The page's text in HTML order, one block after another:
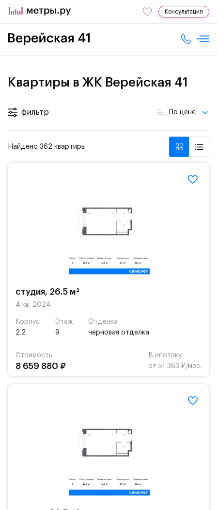
Консультация
Квартиры в ЖК Верейская 41
фильтр По цене
Найдено 362 квартиры
студия, 26.5 м²
4 кв. 2024
Корпус
2.2
Этаж
9
Отделка
черновая отделка
Стоимость
8 659 880 ₽
В ипотеку
от 51 363 ₽/мес.